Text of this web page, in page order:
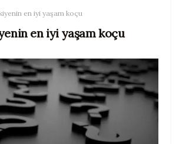
en iyi yaşam koçu
en iyi yaşam koçu